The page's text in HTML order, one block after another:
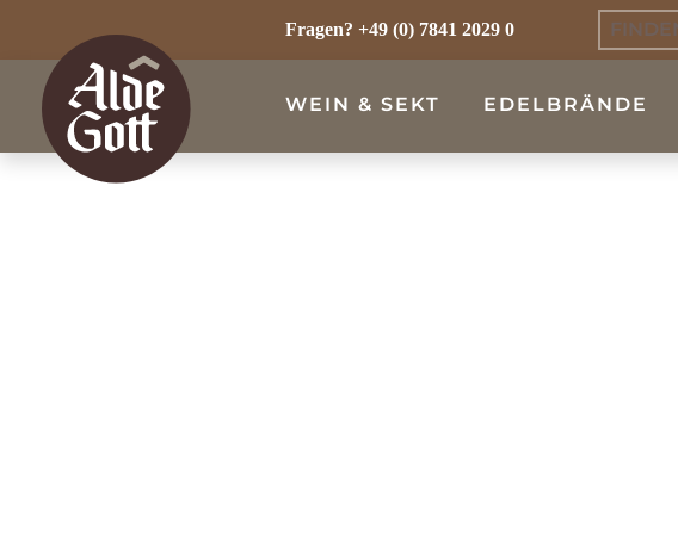
Hauptinhalt springen
Zur Hauptnavigation springen
Fragen? +49 (0) 7841 2029 0
WEIN & SEKT EDELBRÄNDE